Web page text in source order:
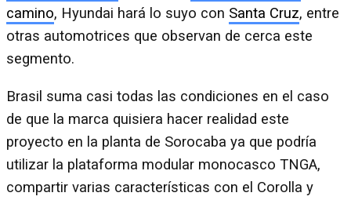
camino, Hyundai hará lo suyo con Santa Cruz, entre
otras automotrices que observan de cerca este
segmento.
Brasil suma casi todas las condiciones en el caso
de que la marca quisiera hacer realidad este
proyecto en la planta de Sorocaba ya que podría
utilizar la plataforma modular monocasco TNGA,
compartir varias características con el Corolla y